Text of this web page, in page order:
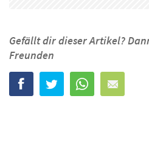
Gefällt dir dieser Artikel?
Freunden